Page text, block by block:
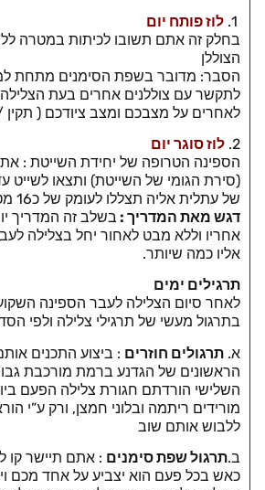
1. לוז פותח יום
בחלק זה אתם תשובו לכיתות במטרה
הצוללן
הסבר: מדובר בשפת הסימנים מתחת
לתקשר עם צוללנים אחרים בעת הצלילה
לאחרים על מצבכם ומצב ציודכם ( תקין
2. לוז סוגר יום
הספינה הטרופה של יחידת השייטת :
(סירת הגומי של השייטת) ותצאו לשייט
של עתלית אליה תצללו לעומק של כ16 מטרים בהערכה גסה.
דגש מאת המדריך : בשלב זה המדריך
אחריו וללא מבט לאחור יחל בצלילה
אליו כמה שיותר.
תרגילים ימים
לאחר סיום הצלילה לעבר הספינה
בתרגול מעשי של תרגילי צלילה ולפי
א. תרגולים חוזרים : ביצוע התכנים
הראשונים של הגדנע ברמת מורכבת גבוה
השלישי הורדתם חגורת צלילה הפעם
מורידים ריתמה ובלוני חמצן, ורק ע”י
ללבוש אותם שוב
ב.תרגול שפת סימנים : אתם תיישר קו
כאש בכל פעם הוא יצביע על אחד מכם